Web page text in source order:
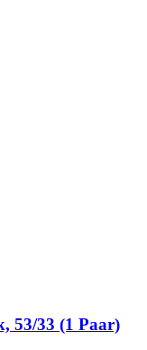
53/33 (1 Paar)